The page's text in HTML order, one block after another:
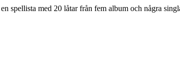
spellista med 20 låtar från fem album och några